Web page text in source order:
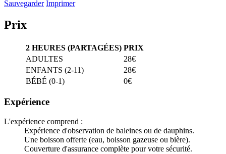
Sauvegarder Imprimer
Prix
2 HEURES (PARTAGÉES) PRIX
ADULTES
28€
ENFANTS (2-11)
28€
BÉBÉ (0-1)
0€
Expérience
L'expérience comprend :
Expérience d'observation de baleines ou de dauphins.
Une boisson offerte (eau, boisson gazeuse ou bière).
Couverture d'assurance complète pour votre sécurité.